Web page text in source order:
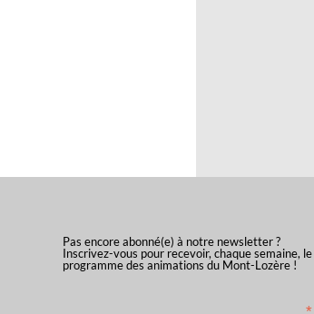
Pas encore abonné(e) à notre newsletter ?
Inscrivez-vous pour recevoir, chaque semaine, le
programme des animations du Mont-Lozère !